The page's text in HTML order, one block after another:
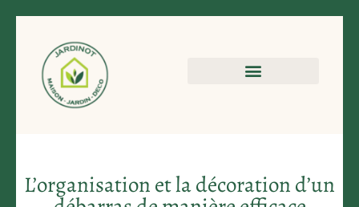
L’organisation et la décoration d’un